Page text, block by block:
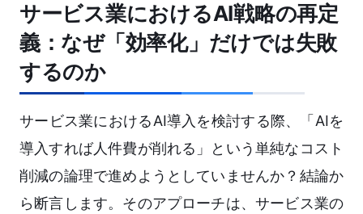
サービス業におけるAI戦略の再定
義：なぜ「効率化」だけでは失敗
するのか
サービス業におけるAI導入を検討する際、「AIを
導入すれば人件費が削れる」という単純なコスト
削減の論理で進めようとしていませんか？結論か
ら断言します。そのアプローチは、サービス業の